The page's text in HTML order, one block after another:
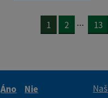
1 2 ... 13
Áno
Nie